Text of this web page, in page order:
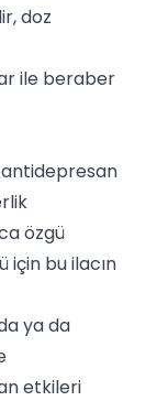
doz
ile beraber
özgü
için bu ilacın
ya da
etkileri